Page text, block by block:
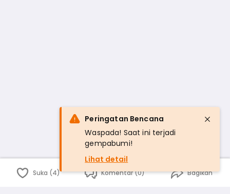
Suka (4) Komentar (0) Bagikan
Peringatan Bencana
Waspada! Saat ini terjadi
gempabumi!
Lihat detail